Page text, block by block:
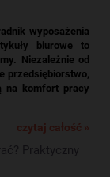
wyposażenia
biurowe to
Niezależnie od
przedsiębiorstwo,
na komfort pracy
czytaj całość »
Praktyczny